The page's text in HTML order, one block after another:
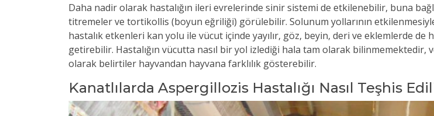
Daha nadir olarak hastalığın ileri evrelerinde sinir sistemi de etkilenebilir, buna
titremeler ve tortikollis (boyun eğriliği) görülebilir. Solunum yollarının
hastalık etkenleri kan yolu ile vücut içinde yayılır, göz, beyin, deri ve eklemlerde de
getirebilir. Hastalığın vücutta nasıl bir yol izlediği hala tam olarak bilinmemektedir,
olarak belirtiler hayvandan hayvana farklılık gösterebilir.
Kanatlılarda Aspergillozis Hastalığı Nasıl Teşhis